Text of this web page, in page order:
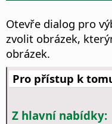
Otevře dialog pro
zvolit obrázek,
obrázek.
Pro přístup k
Z hlavní nabídky: